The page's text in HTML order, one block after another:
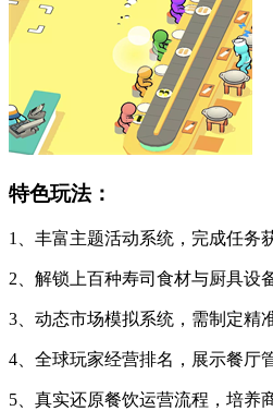
特色玩法：
1、丰富主题活动系统，完成任务
2、解锁上百种寿司食材与厨具设
3、动态市场模拟系统，需制定精
4、全球玩家经营排名，展示餐厅
5、真实还原餐饮运营流程，培养